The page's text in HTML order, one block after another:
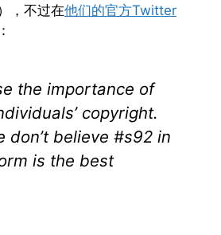
，不过在他们的官方Twitter
the importance of
copyright.
don’t believe #s92 in
is the best